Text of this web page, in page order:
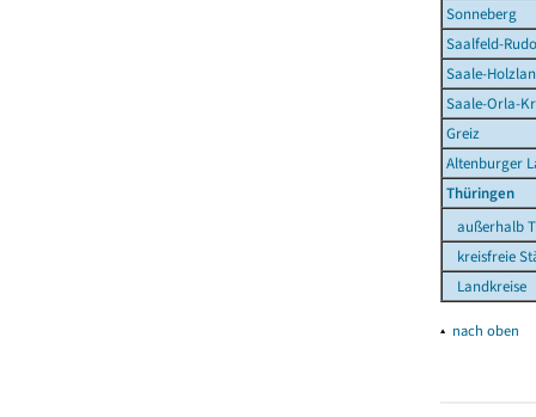
Sonneberg
Saalfeld-
Saale-
Saale-Orla-
Greiz
Altenburger
Thüringen
außerhalb
kreisfreie
Landkreise
▴ nach oben